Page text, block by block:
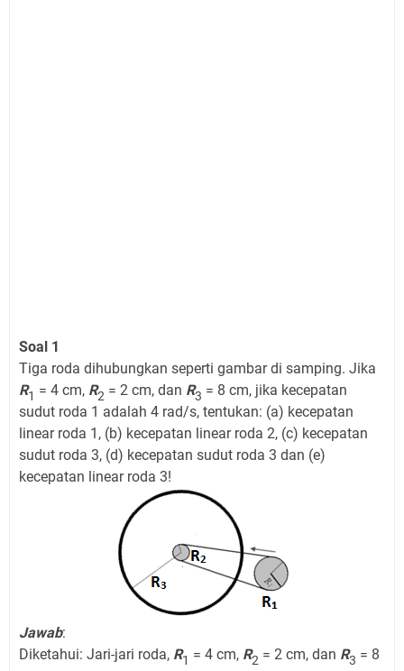
Soal 1
Tiga roda dihubungkan seperti gambar di samping. Jika
R1 = 4 cm, R2 = 2 cm, dan R3 = 8 cm, jika kecepatan
sudut roda 1 adalah 4 rad/s, tentukan: (a) kecepatan
linear roda 1, (b) kecepatan linear roda 2, (c) kecepatan
sudut roda 3, (d) kecepatan sudut roda 3 dan (e)
kecepatan linear roda 3!
Jawab:
Diketahui: Jari-jari roda, R1 = 4 cm, R2 = 2 cm, dan R3 = 8